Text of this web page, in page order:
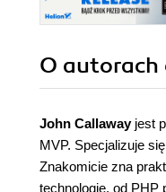
O autorach
John Callawayjest
MVP. Specjalizuje
Znakomicie zna
technologie, od PHP